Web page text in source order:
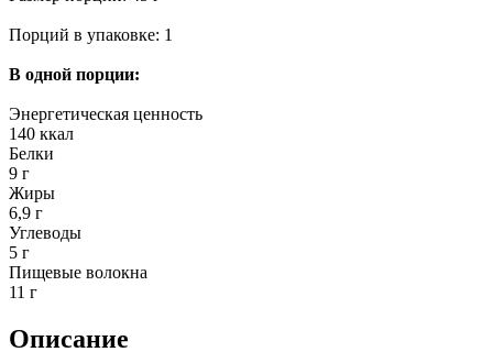
Порций в упаковке: 1
В одной порции:
Энергетическая ценность
140 ккал
Белки
9 г
Жиры
6,9 г
Углеводы
5 г
Пищевые волокна
11 г
Описание